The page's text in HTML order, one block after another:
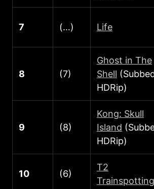
7 (…) Life
8 (7)
Ghost in The
Shell
HDRip)
9 (8)
Kong: Skull
Island
HDRip)
10 (6)
T2
Trainspotting